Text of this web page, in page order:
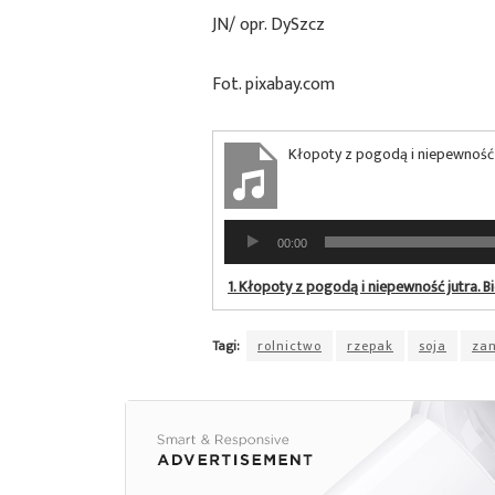
JN/ opr. DySzcz
Fot. pixabay.com
Kłopoty z pogodą i
Odtwarzacz
plików
dźwiękowych
00:00
1.Kłopoty z pogodą i niepewność jutra.
Tagi: rolnictwo rzepak soja